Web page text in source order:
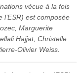
vécue à la fois
l’ESR) est composée
Marguerite
Hajjat, Christelle
Olivier Weiss.